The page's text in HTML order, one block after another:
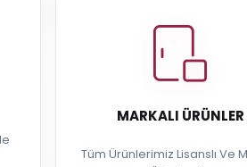
MARKALI ÜRÜNLER
Tüm Ürünlerimiz Lisanslı Ve